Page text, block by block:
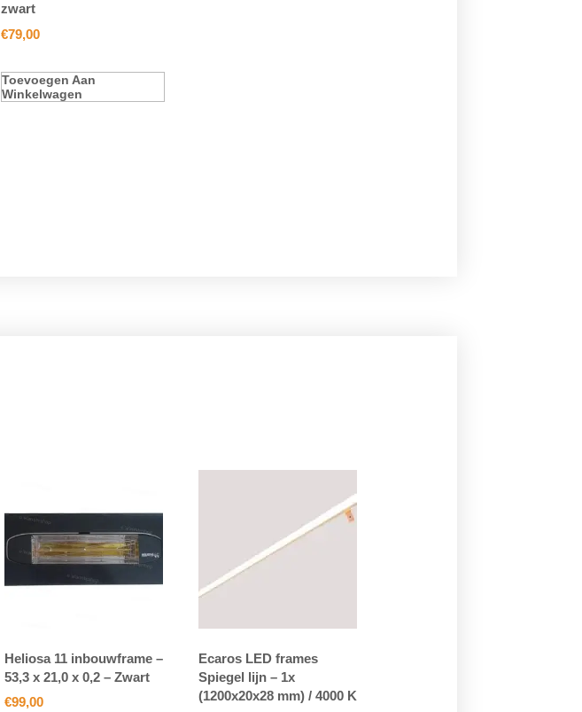
zwart
€79,00
Toevoegen Aan
Winkelwagen
Heliosa 11 inbouwframe –
53,3 x 21,0 x 0,2 – Zwart
€99,00
Ecaros LED frames
Spiegel lijn – 1x
(1200x20x28 mm) / 4000 K